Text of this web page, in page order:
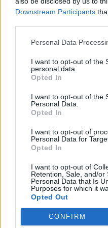
Downstream Participants
Personal Data
I want to opt-out of the
personal data.
Opted In
I want to opt-out of the
Personal Data.
Opted In
I want to opt-out of
Personal Data for
Opted In
I want to opt-out of
Retention, Sale, and/or
Personal Data that Is
Purposes for which it
Opted Out
CONFIRM
Agevolazioni a
consumo di energia
55.624 euro
2022-02-10
COVID-19: Fondo
SA.56966, SA.57625,
Banca del
242.005 euro
2022-01-31
nuovi macchinari,
piccole e medi
Ministero delle
Dipartimento per le
32.164 euro